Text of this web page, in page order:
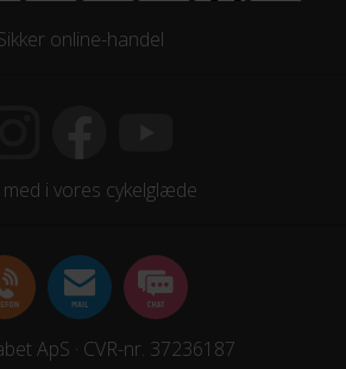
online-handel
med i vores cykelglæde
ApS · CVR-nr. 37236187